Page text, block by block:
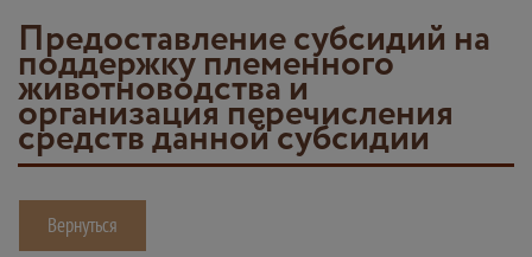
Предоставление субсидий на
поддержку племенного
животноводства и
организация перечисления
средств данной субсидии
Вернуться